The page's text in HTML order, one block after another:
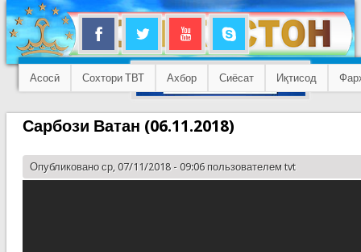
Асосӣ Сохтори ТВТ Ахбор Сиёсат Иқтисод
Сарбози Ватан (06.11.2018)
Опубликовано ср, 07/11/2018 - 09:06 пользователем tvt